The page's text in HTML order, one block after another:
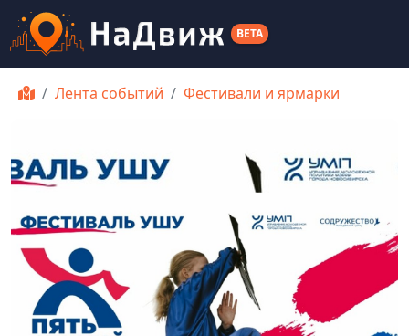
BETA
Лента событий Фестивали и ярмарки